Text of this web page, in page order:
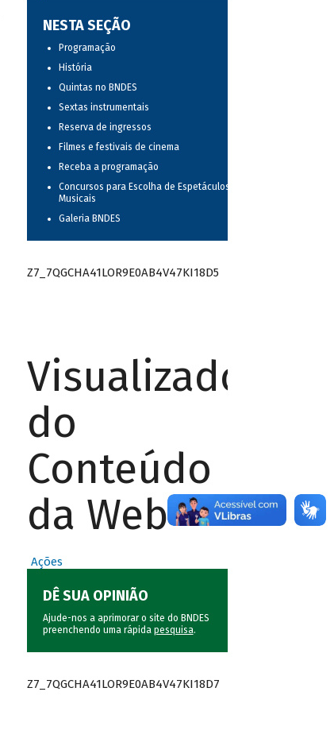
NESTA SEÇÃO
Programação
História
Quintas no BNDES
Sextas instrumentais
Reserva de ingressos
Filmes e festivais de cinema
Receba a programação
Concursos para Escolha de Espetáculos
Musicais
Galeria BNDES
Z7_7QGCHA41LOR9E0AB4V47KI18D5
Visualizador
do
Conteúdo
da Web
Ações
DÊ SUA OPINIÃO
Ajude-nos a aprimorar o site do BNDES
preenchendo uma rápida pesquisa.
Z7_7QGCHA41LOR9E0AB4V47KI18D7